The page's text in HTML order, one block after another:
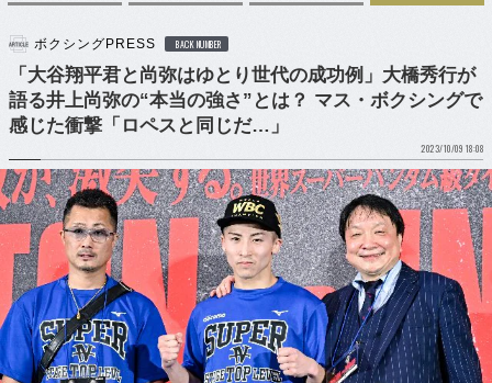
ボクシングPRESS BACK NUMBER
「大谷翔平君と尚弥はゆとり世代の成功例」大橋秀行が
語る井上尚弥の“本当の強さ”とは？ マス・ボクシングで
感じた衝撃「ロペスと同じだ…」
2023/10/09 18:08